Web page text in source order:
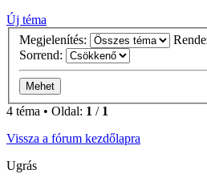
Új téma
Megjelenítés:
Sorrend:
4 téma • Oldal: 1 / 1
Vissza a fórum kezdőlapra
Ugrás